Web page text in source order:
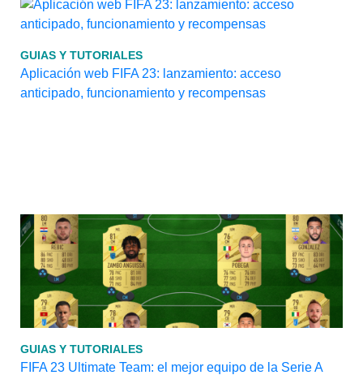
GUIAS Y TUTORIALES
Aplicación web FIFA 23: lanzamiento: acceso
anticipado, funcionamiento y recompensas
GUIAS Y TUTORIALES
FIFA 23 Ultimate Team: el mejor equipo de la Serie A